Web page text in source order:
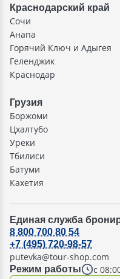
Краснодарский край
Сочи
Анапа
Горячий Ключ и Адыгея
Геленджик
Краснодар
Грузия
Боржоми
Цхалтубо
Уреки
Тбилиси
Батуми
Кахетия
Единая служба
Режим работы с
8 800 700 80 54
+7 (495) 720-98-57
putevka@tour-shop.com